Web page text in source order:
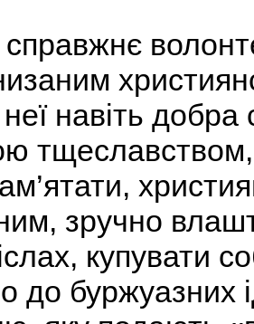
навіть добра
зручно
купувати
до буржуазних